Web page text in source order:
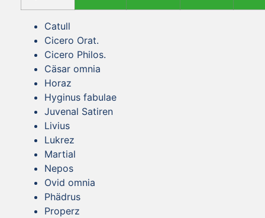
Catull
Cicero Orat.
Cicero Philos.
Cäsar omnia
Horaz
Hyginus fabulae
Juvenal Satiren
Livius
Lukrez
Martial
Nepos
Ovid omnia
Phädrus
Properz